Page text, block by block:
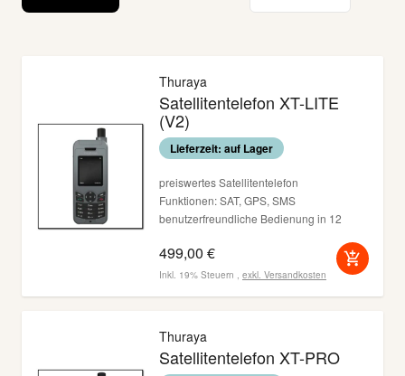
Thuraya
Satellitentelefon XT-LITE
(V2)
Lieferzeit: auf Lager
preiswertes Satellitentelefon
Funktionen: SAT, GPS, SMS
benutzerfreundliche Bedienung in 12
Lademöglichkeit über Micro-USB
499,00 €
Inkl. 19% Steuern , exkl. Versandkosten
Thuraya
Satellitentelefon XT-PRO